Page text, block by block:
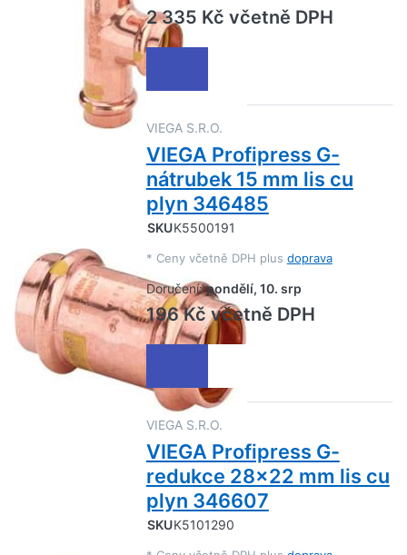
2 335 Kč včetně DPH
VIEGA S.R.O.
VIEGA Profipress G-
nátrubek 15 mm lis cu
plyn 346485
SKUK5500191
* Ceny včetně DPH plus doprava
Doručení: pondělí, 10. srp
196 Kč včetně DPH
VIEGA S.R.O.
VIEGA Profipress G-
redukce 28x22 mm lis cu
plyn 346607
SKUK5101290